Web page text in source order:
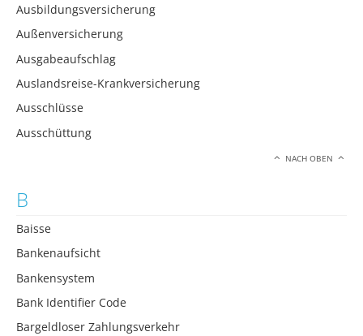
Ausbildungsversicherung
Außenversicherung
Ausgabeaufschlag
Auslandsreise-Krankversicherung
Ausschlüsse
Ausschüttung
NACH OBEN
B
Baisse
Bankenaufsicht
Bankensystem
Bank Identifier Code
Bargeldloser Zahlungsverkehr